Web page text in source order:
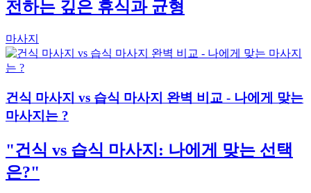
전하는 깊은 휴식과 균형
마사지
건식 마사지 vs 습식 마사지 완벽 비교 - 나에게 맞는
마사지는 ?
"건식 vs 습식 마사지: 나에게 맞는 선택
은?"